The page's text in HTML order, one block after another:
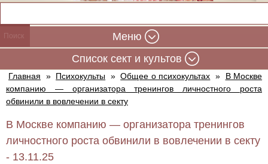
Меню
Cписок сект и культов
Главная » Психокульты » Общее о психокультах »
В Москве
компанию — организатора тренингов личностного роста
обвинили в вовлечении в секту
В Москве компанию — организатора тренингов
личностного роста обвинили в вовлечении в секту
- 13.11.25